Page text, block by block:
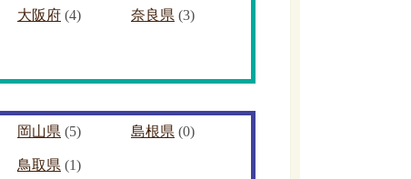
大阪府 (4) 奈良県 (3)
岡山県 (5) 島根県 (0)
鳥取県 (1)